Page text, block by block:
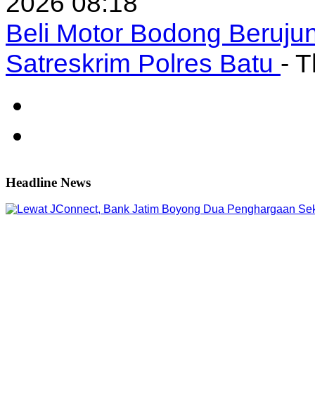
Beli Motor Bodong
Satreskrim Polres Batu -
Headline News